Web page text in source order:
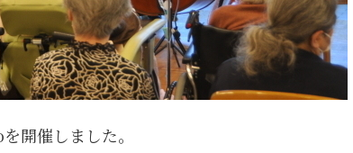
開催しました。